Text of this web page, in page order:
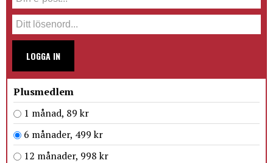
LOGGA IN
Plusmedlem
1 månad, 89 kr
6 månader, 499 kr
12 månader, 998 kr